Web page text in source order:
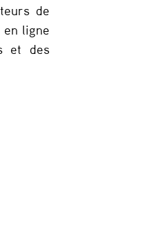
de
ligne
et des